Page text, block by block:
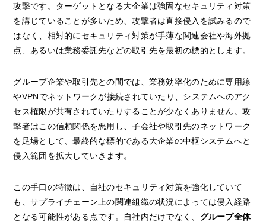
攻撃です。ターゲットとなる大企業は強固なセキュリティ対策
を講じていることが多いため、攻撃者は直接侵入を試みるので
はなく、相対的にセキュリティ対策が手薄な関連会社や海外拠
点、あるいは業務委託先などの取引先を最初の標的とします。
グループ企業や取引先との間では、業務効率化のために専用線
やVPNでネットワークが接続されていたり、システムへのアク
セス権限が共有されていたりすることが少なくありません。攻
撃者はこの信頼関係を悪用し、子会社や取引先のネットワーク
を足場として、最終的な標的である大企業の中枢システムへと
侵入範囲を拡大していきます。
この手口の特徴は、自社のセキュリティ対策を強化していて
も、サプライチェーン上の関連組織の状況によっては侵入経路
となる可能性がある点です。自社内だけでなく、 グループ全体